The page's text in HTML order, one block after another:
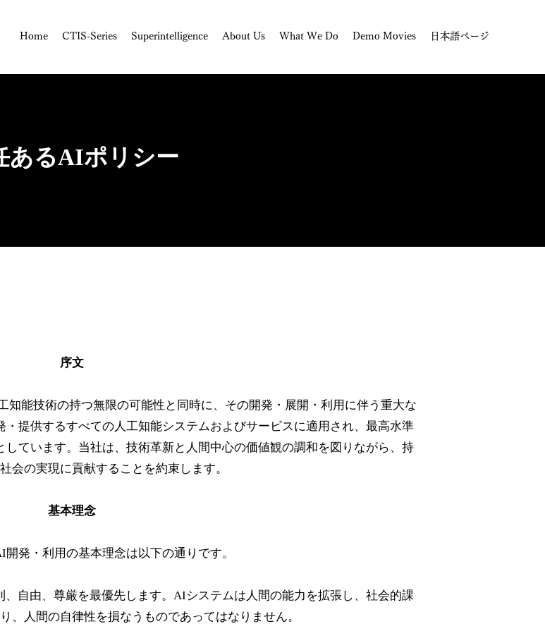
Home CTIS-Series Superintelligence About Us What We Do Demo Movies 日本語ページ
あるAIポリシー
序文
知能技術の持つ無限の可能性と同時に、その開発・展開・利用に伴う重大な
提供するすべての人工知能システムおよびサービスに適用され、最高水準
ています。当社は、技術革新と人間中心の価値観の調和を図りながら、持
会の実現に貢献することを約束します。
基本理念
発・利用の基本理念は以下の通りです。
自由、尊厳を最優先します。AIシステムは人間の能力を拡張し、社会的課
、人間の自律性を損なうものであってはなりません。